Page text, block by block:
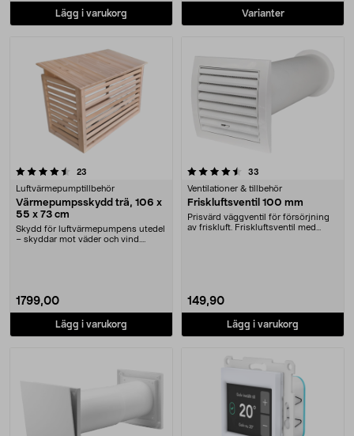
Lägg i varukorg Varianter
23
Luftvärmepumptillbehör
Värmepumpsskydd trä, 106 x
55 x 73 cm
Skydd för luftvärmepumpens utedel
– skyddar mot väder och vind.
1799,00
Lägg i varukorg
4.5 av 5 stjärnor 33
Ventilationer & tillbehör
Friskluftsventil 100 mm
Prisvärd väggventil för försörjning
av friskluft. Friskluftsventil med
149,90
Lägg i varukorg